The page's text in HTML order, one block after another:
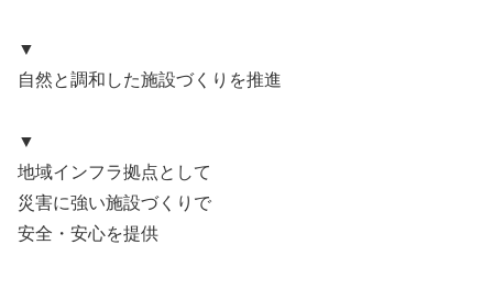
▼
自然と調和した施設づくりを推進
▼
地域インフラ拠点として
災害に強い施設づくりで
安全・安心を提供